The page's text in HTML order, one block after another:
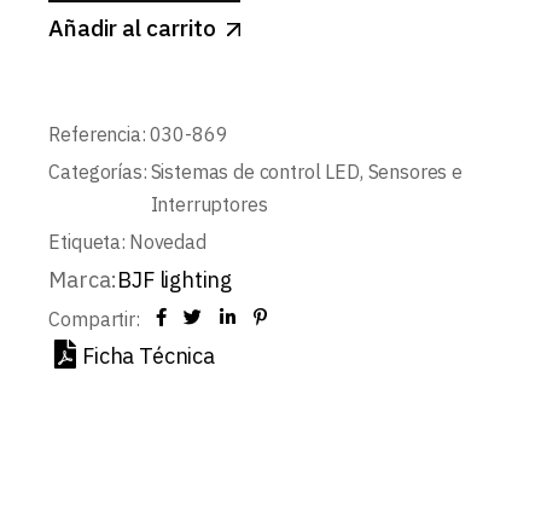
Añadir al carrito
Referencia: 030-869
Categorías: Sistemas de control LED, Sensores e
Interruptores
Etiqueta: Novedad
Marca:BJF lighting
Compartir:
Ficha Técnica